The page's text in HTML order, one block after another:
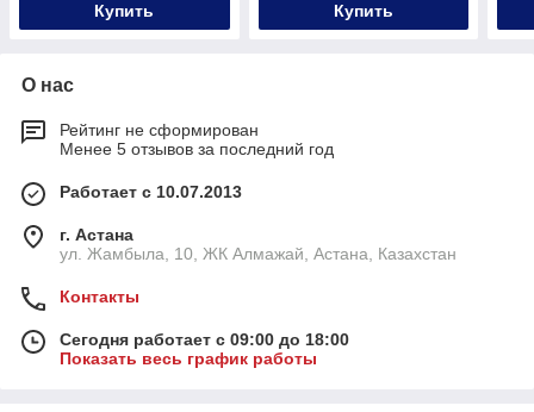
Купить Купить
О нас
Рейтинг не сформирован
Менее 5 отзывов за последний год
Работает с 10.07.2013
г. Астана
ул. Жамбыла, 10, ЖК Алмажай, Астана, Казахстан
Контакты
Сегодня работает с 09:00 до 18:00
Показать весь график работы